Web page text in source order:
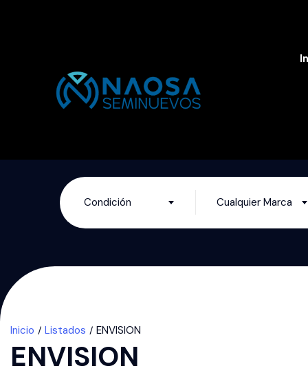
Condición Cualquier Marca
Inicio Listados ENVISION
ENVISION